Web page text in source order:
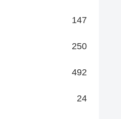
147
250
492
24